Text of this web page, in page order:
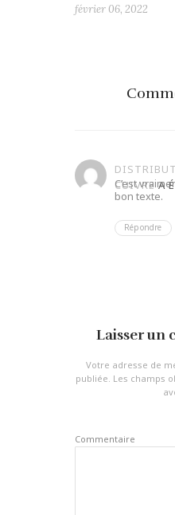
février 06, 2022
CUIVREA
C’est
bon texte.
Répondre
Laisser un
Votre adresse de
publiée. Les champs
Commentaire